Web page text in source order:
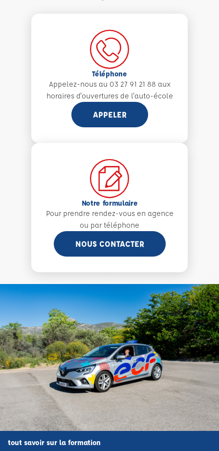
Téléphone
Appelez-nous au 03 27 91 21 88 aux
horaires d'ouvertures de l'auto-école
APPELER
Notre formulaire
Pour prendre rendez-vous en agence
ou par téléphone
NOUS CONTACTER
tout savoir sur la formation